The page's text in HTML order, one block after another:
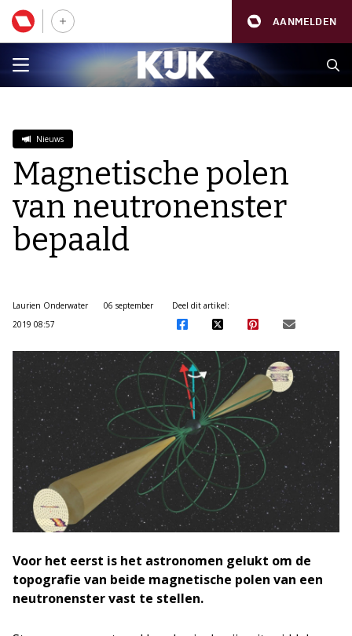
AANMELDEN
Nieuws
Magnetische polen
van neutronenster
bepaald
Laurien Onderwater
06 september
2019 08:57
Deel dit artikel:
Voor het eerst is het astronomen gelukt om de
topografie van beide magnetische polen van een
neutronenster vast te stellen.